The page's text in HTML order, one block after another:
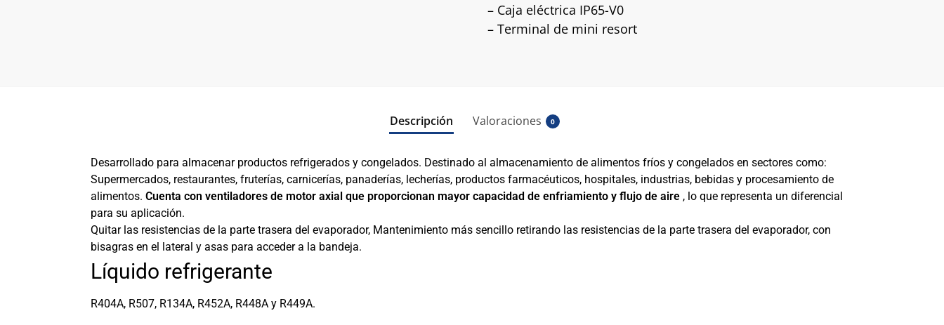
– Caja eléctrica IP65-V0
– Terminal de mini resort
Descripción Valoraciones 0
Desarrollado para almacenar productos refrigerados y congelados. Destinado al almacenamiento de alimentos fríos y congelados en sectores como:
Supermercados, restaurantes, fruterías, carnicerías, panaderías, lecherías, productos farmacéuticos, hospitales, industrias, bebidas y procesamiento de
alimentos. Cuenta con ventiladores de motor axial que proporcionan mayor capacidad de enfriamiento y flujo de aire, lo que representa un diferencial
para su aplicación.
Quitar las resistencias de la parte trasera del evaporador, Mantenimiento más sencillo retirando las resistencias de la parte trasera del evaporador, con
bisagras en el lateral y asas para acceder a la bandeja.
Líquido refrigerante
R404A, R507, R134A, R452A, R448A y R449A.